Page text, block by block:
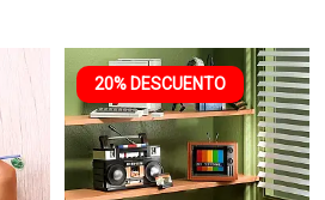
20% DESCUENTO